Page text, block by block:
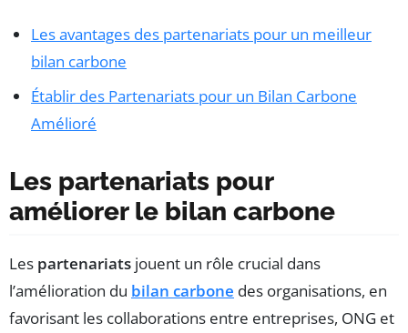
Les avantages des partenariats pour un meilleur
bilan carbone
Établir des Partenariats pour un Bilan Carbone
Amélioré
Les partenariats pour
améliorer le bilan carbone
Les partenariats jouent un rôle crucial dans
l’amélioration du bilan carbone des organisations, en
favorisant les collaborations entre entreprises, ONG et